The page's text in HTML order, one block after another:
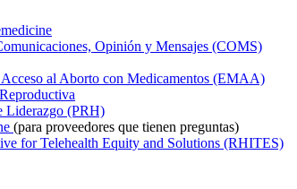
Opinión y Mensajes (COMS)
al Aborto con Medicamentos (EMAA)
Liderazgo (PRH)
(para proveedores que tienen preguntas)
for Telehealth Equity and Solutions (RHITES)